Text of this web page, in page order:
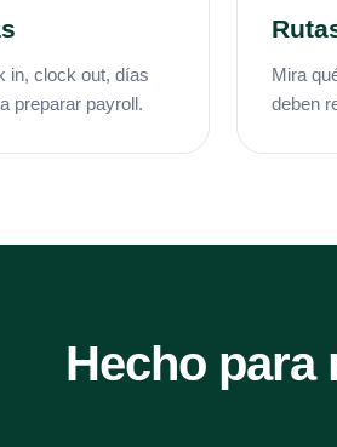
in, clock out, días
preparar payroll.
Mira
deben
Hecho para